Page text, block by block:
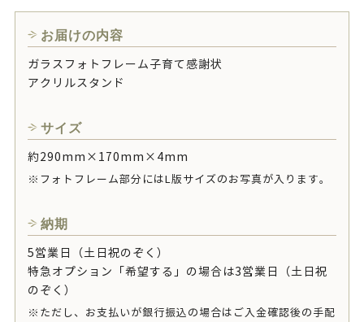
お届けの内容
ガラスフォトフレーム子育て感謝状
アクリルスタンド
サイズ
約290mm×170mm×4mm
※フォトフレーム部分にはL版サイズのお写真が入ります。
納期
5営業日（土日祝のぞく）
特急オプション「希望する」の場合は3営業日（土日祝
のぞく）
※ただし、お支払いが銀行振込の場合はご入金確認後の手配